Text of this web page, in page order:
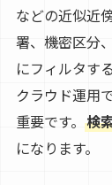
などの近似近
署、機密区分
にフィルタす
クラウド運用
重要です。 検
になります。